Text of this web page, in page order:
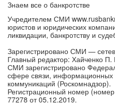
Знаем все о банкротстве
Учредителем СМИ
юристов и юридических
ликвидации, банкротству и
Зарегистрировано СМИ —
Главный редактор: Хайченко П.
СМИ зарегистрировано
сфере связи, информационных
коммуникаций (Роскомнадзор).
Регистрационный номер
77278 от 05.12.2019.